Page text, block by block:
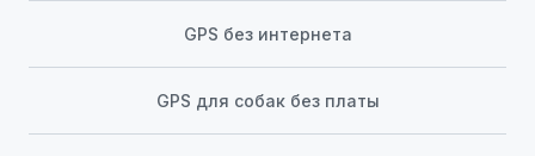
GPS без интернета
GPS для собак без платы